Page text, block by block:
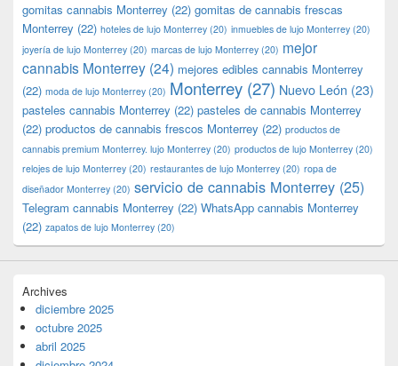
gomitas cannabis Monterrey (22) gomitas de cannabis frescas
Monterrey (22) hoteles de lujo Monterrey (20) inmuebles de lujo Monterrey (20)
joyería de lujo Monterrey (20) marcas de lujo Monterrey (20) mejor
cannabis Monterrey (24) mejores edibles cannabis Monterrey
(22) moda de lujo Monterrey (20) Monterrey (27) Nuevo León (23)
pasteles cannabis Monterrey (22) pasteles de cannabis Monterrey
(22) productos de cannabis frescos Monterrey (22) productos de
cannabis premium Monterrey. lujo Monterrey (20) productos de lujo Monterrey (20)
relojes de lujo Monterrey (20) restaurantes de lujo Monterrey (20) ropa de
diseñador Monterrey (20) servicio de cannabis Monterrey (25)
Telegram cannabis Monterrey (22) WhatsApp cannabis Monterrey
(22) zapatos de lujo Monterrey (20)
Archives
diciembre 2025
octubre 2025
abril 2025